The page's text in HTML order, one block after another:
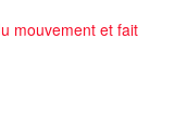
mouvement et fait